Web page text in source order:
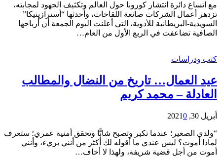
مع اتساع دائرة انتشار كورونا حول العالم وتكثيف الجهود لمجابته،
تزدهر أعمال الشركات صانعة اللقاحات، وأحدثها “أسترازينيكا”
السويدية-البريطانية للأدوية، التي أعلنت اليوم الجمعة أن أرباحها
الصافية تضاعفت في الربع الأول من العام…
كتب ودراسات
عيد العمال… تاريخ من النضال والمطالب
العادلة – محمد كريم
أبريل 30, 2021 0
“ولدي الصغير؛ عندما تكبر وتصبح شابًّا وتحقق أمنية عمري؛ ستعرف
لماذا أموت؟ ليس عندي ما أقوله لك أكثر من أنني بريء، وأنني
أموت من أجل قضية شريفة، ولهذا لا أخاف…